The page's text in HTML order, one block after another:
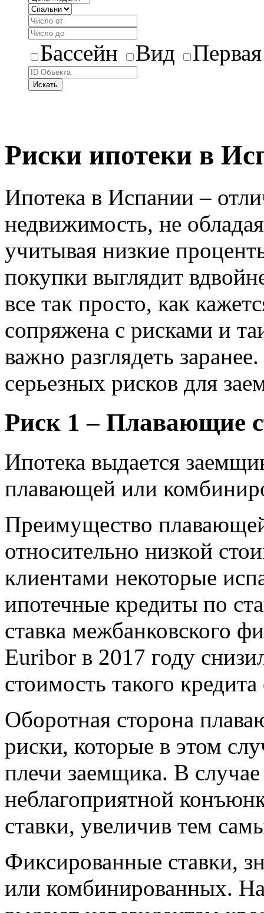
Бассейн Вид
Искать
Риски ипотеки в
Ипотека в Испании –
недвижимость, не
учитывая низкие
покупки выглядит
все так просто, как
сопряжена с рисками и
важно разглядеть
серьезных рисков для
Риск 1 – Плавающие
Ипотека выдается
плавающей или
Преимущество
относительно низкой
клиентами некоторые
ипотечные кредиты по
ставка межбанковского
Euribor в 2017 году
стоимость такого
Оборотная сторона
риски, которые в этом
плечи заемщика. В
неблагоприятной
ставки, увеличив тем
Фиксированные ставки,
или комбинированных.